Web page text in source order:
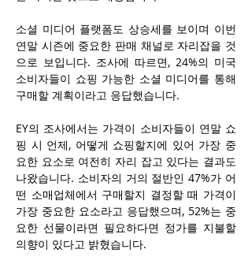
소셜 미디어 플랫폼도 상승세를 보이며 이번
연말 시즌에 중요한 판매 채널로 자리잡을 것
으로 보입니다. 조사에 따르면, 24%의 미국
소비자들이 쇼핑 가능한 소셜 미디어를 통해
구매할 계획이라고 응답했습니다.
EY의 조사에서는 가격이 소비자들이 연말 쇼
핑 시 언제, 어떻게 쇼핑할지에 있어 가장 중
요한 요소로 여전히 자리 잡고 있다는 결과도
나왔습니다. 소비자의 거의 절반인 47%가 어
떤 소매업체에서 구매할지 결정할 때 가격이
가장 중요한 요소라고 응답했으며, 52%는 중
요한 선물이라면 필요하다면 정가를 지불할
의향이 있다고 밝혔습니다.